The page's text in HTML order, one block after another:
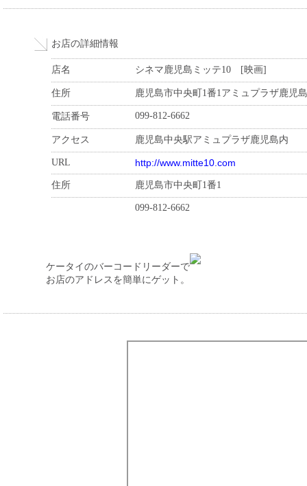
お店の詳細情報
店名 シネマ鹿児島ミッテ10 [映画]
住所 鹿児島市中央町1番1アミュプラザ鹿児島
電話番号 099-812-6662
アクセス 鹿児島中央駅アミュプラザ鹿児島内
URL http://www.mitte10.com
住所 鹿児島市中央町1番1
099-812-6662
ケータイのバーコードリーダーで
お店のアドレスを簡単にゲット。